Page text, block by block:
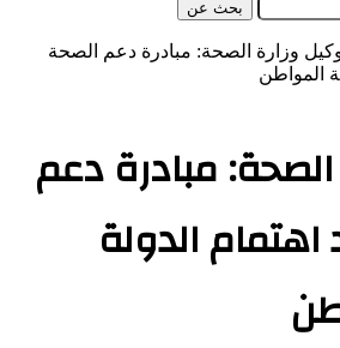
بحث عن
وزارة الصحة: مبادرة دعم الصحة
المواطن
مبادرة دعم
الدولة